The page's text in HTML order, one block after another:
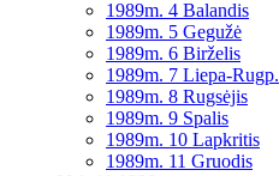
1989m. 4 Balandis
1989m. 5 Gegužė
1989m. 6 Birželis
1989m. 7 Liepa-Rugp.
1989m. 8 Rugsėjis
1989m. 9 Spalis
1989m. 10 Lapkritis
1989m. 11 Gruodis